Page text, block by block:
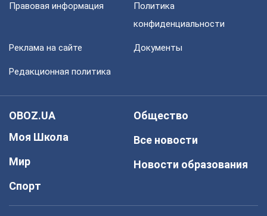
Правовая информация
Политика
конфиденциальности
Реклама на сайте Документы
Редакционная политика
OBOZ.UA
Моя Школа
Мир
Спорт
Общество
Все новости
Новости образования